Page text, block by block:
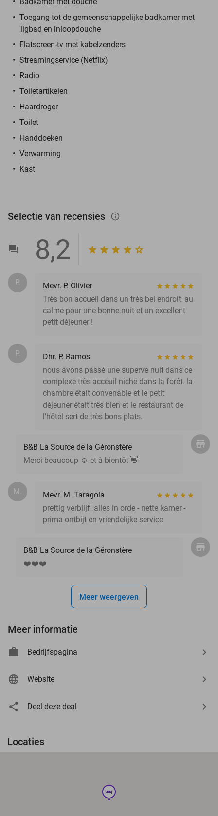
Toegang tot de gemeenschappelijke badkamer met
ligbad en inloopdouche
Flatscreen-tv met kabelzenders
Streamingservice (Netflix)
Radio
Toiletartikelen
Haardroger
Toilet
Handdoeken
Verwarming
Kast
Selectie van recensies info_outlined
8,2
P.
Mevr. P. Olivier
Très bon accueil dans un très bel endroit, au
calme pour une bonne nuit et un excellent
petit déjeuner !
P.
Dhr. P. Ramos
nous avons passé une superve nuit dans ce
complexe très acceuil niché dans la forêt. la
chambre était convenable et le petit
déjeuner était très bien et le restaurant de
l'hôtel sert de très bons plats.
B&B La Source de la Géronstère
Merci beaucoup ☺️ et à bientôt 👋
M.
Mevr. M. Taragola
prettig verblijf! alles in orde - nette kamer -
prima ontbijt en vriendelijke service
B&B La Source de la Géronstère
❤️❤️❤️
Meer weergeven
Meer informatie
Bedrijfspagina
Website
Deel deze deal
Locaties
hotel